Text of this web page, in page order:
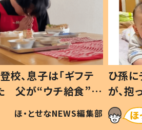
校、息子は「ギフテ
父が“ウチ給食”を
理由とは #令和の親
ほ・とせなNEWS編集部
ひ孫
が、
「涙が
い」